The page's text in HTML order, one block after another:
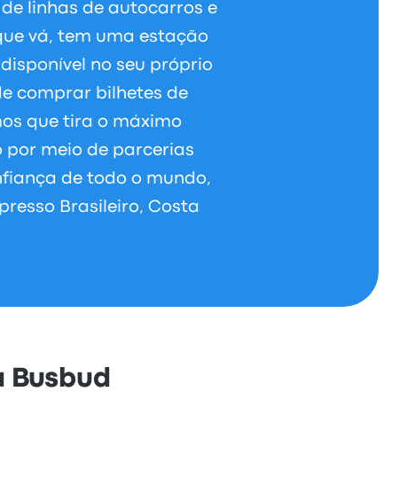
linhas de autocarros e
vá, tem uma estação
no seu próprio
comprar bilhetes de
que tira o máximo
por meio de parcerias
de todo o mundo,
Brasileiro, Costa
Busbud